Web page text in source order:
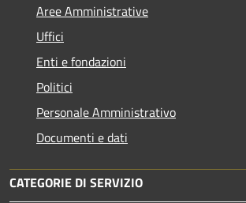
Aree Amministrative
Uffici
Enti e fondazioni
Politici
Personale Amministrativo
Documenti e dati
CATEGORIE DI SERVIZIO